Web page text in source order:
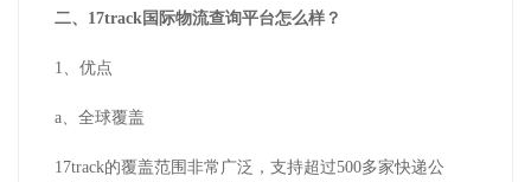
二、17track国际物流查询平台怎么样？
1、优点
a、全球覆盖
17track的覆盖范围非常广泛，支持超过500多家快递公